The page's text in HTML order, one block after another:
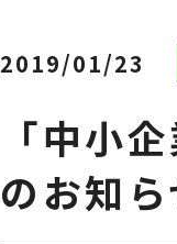
2019/01/23
「中小
のお知ら